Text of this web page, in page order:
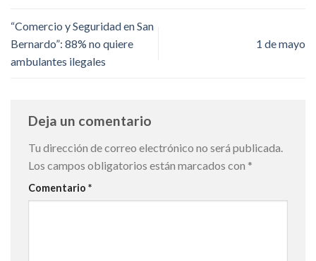
“Comercio y Seguridad en San
Bernardo”: 88% no quiere
ambulantes ilegales
1 de mayo
Deja un comentario
Tu dirección de correo electrónico no será publicada.
Los campos obligatorios están marcados con *
Comentario *